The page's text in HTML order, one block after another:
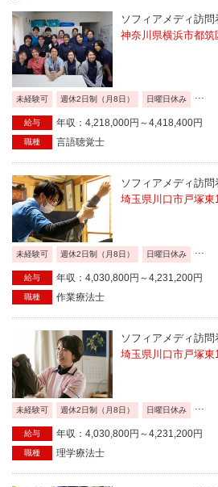
ソフィアメディ訪
神奈川県横浜市都筑
未経験可 週休2日制（月8日） 日曜日休み
給与 年収：4,218,000円～4,418,400円
職種 言語聴覚士
ソフィアメディ訪
埼玉県川口市戸塚東
未経験可 週休2日制（月8日） 日曜日休み ...
給与 年収：4,030,800円～4,231,200円
職種 作業療法士
ソフィアメディ訪
埼玉県川口市戸塚東
未経験可 週休2日制（月8日） 日曜日休み ...
給与 年収：4,030,800円～4,231,200円
職種 理学療法士